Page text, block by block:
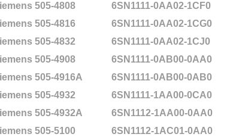
505-4808
6SN1111-0AA02-1CF0
505-4816
6SN1111-0AA02-1CG0
505-4832
6SN1111-0AA02-1CJ0
505-4908
6SN1111-0AB00-0AA0
505-4916A
6SN1111-0AB00-0AB0
505-4932
6SN1111-1AA00-0CA0
505-4932A
6SN1112-1AA00-0AA0
505-5100
6SN1112-1AC01-0AA0